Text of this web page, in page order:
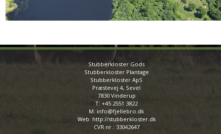
Stubberkloster Gods
Stubberkloster Plantage
Stubberkloster ApS
Præstevej 4, Sevel
7830 Vinderup
T: +45 2551 3822
M: info@fjellebro.dk
Web: http://stubberkloster.dk
CVR nr.: 33042647